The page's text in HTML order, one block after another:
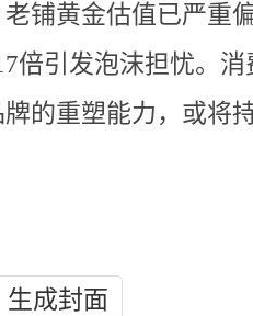
黄金估值已严重
倍引发泡沫担忧。消
的重塑能力，或将
生成封面